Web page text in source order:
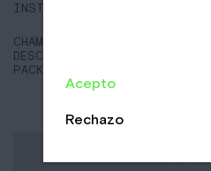
INSTANTÁNEO
CHAMBAKÚ
DESCAFEINADO
PACK 5 SOBRES
Acepto
Rechazo